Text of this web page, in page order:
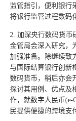
监管指引，便利银行
将银行监管过程数码
2. 加深央行数码货币
金管局会深入研究，
加强准备。除继续致
与国际结算银行创新
数码货币，稍后亦会
探讨其用例、优点及
作，就数字人民币(e-
民提供便捷的跨境支